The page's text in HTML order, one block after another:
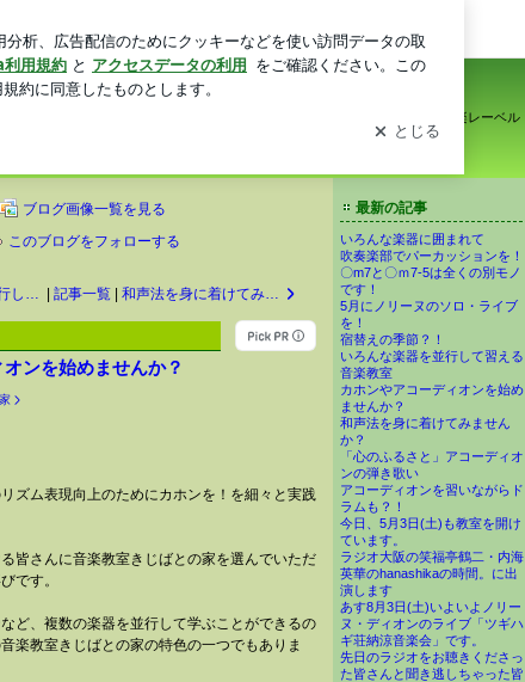
アコーディオン奏者 長坂憲道)
金)が音楽活動や長年勤めた学校教育、著作権、音楽教室きじばとの家、音楽レーベル
健康の話題とアコーディオン演奏動画などを紹介。
ブログ画像一覧を見る
このブログをフォローする
いろんな楽器を並行して習える音楽教室 記事一覧 和声法を身に着けてみませんか？
ンを始めませんか？
ズム表現向上のためにカホンを！を細々と実践
皆さんに音楽教室きじばとの家を選んでいただ
です。
ど、複数の楽器を並行して学ぶことができるの
楽教室きじばとの家の特色の一つでもありま
最新の記事
いろんな楽器に囲まれて
吹奏楽部でパーカッションを！
〇m7と〇ｍ7-5は全くの別モノ
です！
5月にノリーヌのソロ・ライブ
を！
宿替えの季節？！
いろんな楽器を並行して習える
音楽教室
カホンやアコーディオンを始め
ませんか？
和声法を身に着けてみません
か？
「心のふるさと」アコーディオ
ンの弾き歌い
アコーディオンを習いながらド
ラムも？！
今日、5月3日(土)も教室を開け
ています。
ラジオ大阪の笑福亭鶴二・内海
英華のhanashikaの時間。に出
演します
あす8月3日(土)いよいよノリー
ヌ・ディオンのライブ「ツギハ
ギ荘納涼音楽会」です。
先日のラジオをお聴きくださっ
た皆さんと聞き逃しちゃった皆